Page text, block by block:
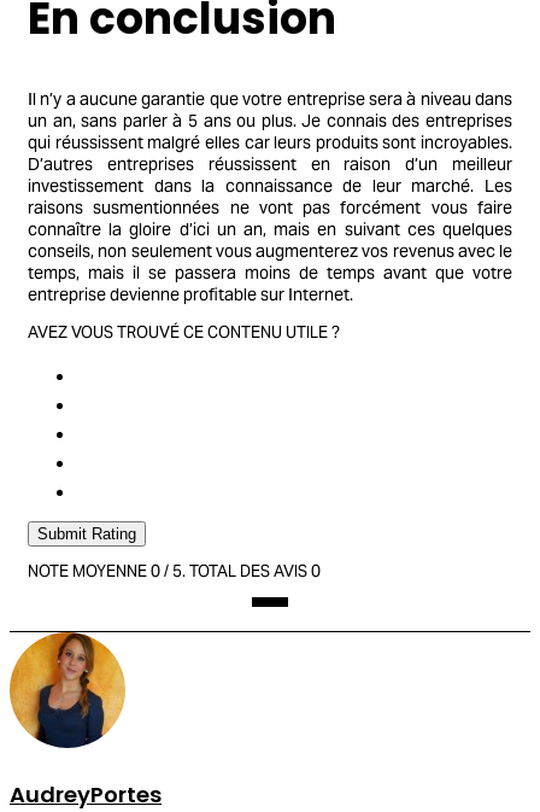
En conclusion
Il n’y a aucune garantie que votre entreprise sera à niveau dans
un an, sans parler à 5 ans ou plus. Je connais des entreprises
qui réussissent malgré elles car leurs produits sont incroyables.
D’autres entreprises réussissent en raison d’un meilleur
investissement dans la connaissance de leur marché. Les
raisons susmentionnées ne vont pas forcément vous faire
connaître la gloire d’ici un an, mais en suivant ces quelques
conseils, non seulement vous augmenterez vos revenus avec le
temps, mais il se passera moins de temps avant que votre
entreprise devienne profitable sur Internet.
AVEZ VOUS TROUVÉ CE CONTENU UTILE ?
Submit Rating
NOTE MOYENNE0/ 5. TOTAL DES AVIS0
AudreyPortes